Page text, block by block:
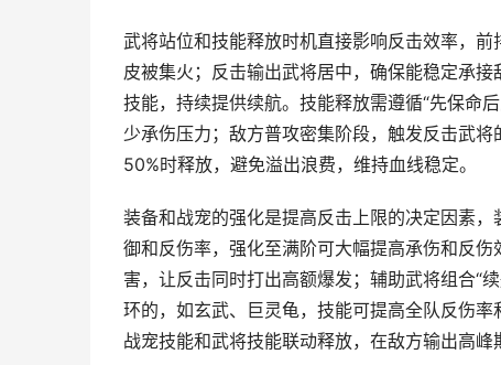
武将站位和技能释放时机直接影响反击效率，
皮被集火；反击输出武将居中，确保能稳定承
技能，持续提供续航。技能释放需遵循“先保命
少承伤压力；敌方普攻密集阶段，触发反击武
50%时释放，避免溢出浪费，维持血线稳定。
装备和战宠的强化是提高反击上限的决定因素，
御和反伤率，强化至满阶可大幅提高承伤和反伤
害，让反击同时打出高额爆发；辅助武将组合“
环的，如玄武、巨灵龟，技能可提高全队反伤
战宠技能和武将技能联动释放，在敌方输出高峰